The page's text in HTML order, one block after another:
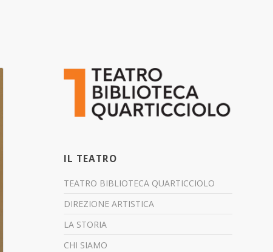
IL TEATRO
TEATRO BIBLIOTECA QUARTICCIOLO
DIREZIONE ARTISTICA
LA STORIA
CHI SIAMO